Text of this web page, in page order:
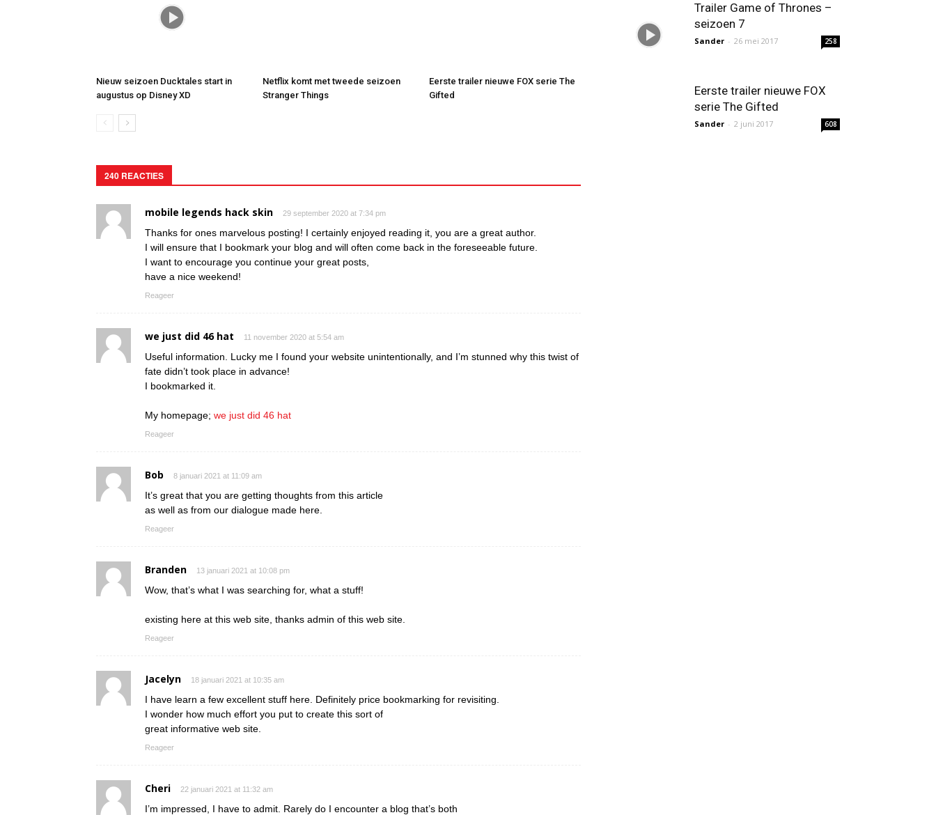
Nieuw seizoen Ducktales start in
augustus op Disney XD
Netflix komt met tweede seizoen
Stranger Things
Eerste trailer nieuwe FOX serie The
Gifted
240 REACTIES
mobile legends hack skin 29 september 2020 at 7:34 pm
Thanks for ones marvelous posting! I certainly enjoyed reading it, you are a great author.
I will ensure that I bookmark your blog and will often come back in the foreseeable future.
I want to encourage you continue your great posts,
have a nice weekend!
Reageer
we just did 46 hat 11 november 2020 at 5:54 am
Useful information. Lucky me I found your website unintentionally, and I’m stunned why this twist of
fate didn’t took place in advance!
I bookmarked it.
My homepage; we just did 46 hat
Reageer
Bob 8 januari 2021 at 11:09 am
It’s great that you are getting thoughts from this article
as well as from our dialogue made here.
Reageer
Branden 13 januari 2021 at 10:08 pm
Wow, that’s what I was searching for, what a stuff!
existing here at this web site, thanks admin of this web site.
Reageer
Jacelyn 18 januari 2021 at 10:35 am
I have learn a few excellent stuff here. Definitely price bookmarking for revisiting.
I wonder how much effort you put to create this sort of
great informative web site.
Reageer
Cheri 22 januari 2021 at 11:32 am
I’m impressed, I have to admit. Rarely do I encounter a blog that’s both
Trailer Game of Thrones –
seizoen 7
Sander - 26 mei 2017 258
Eerste trailer nieuwe FOX
serie The Gifted
Sander - 2 juni 2017 608